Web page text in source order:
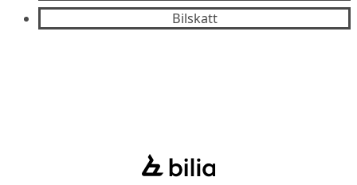
Bilskatt